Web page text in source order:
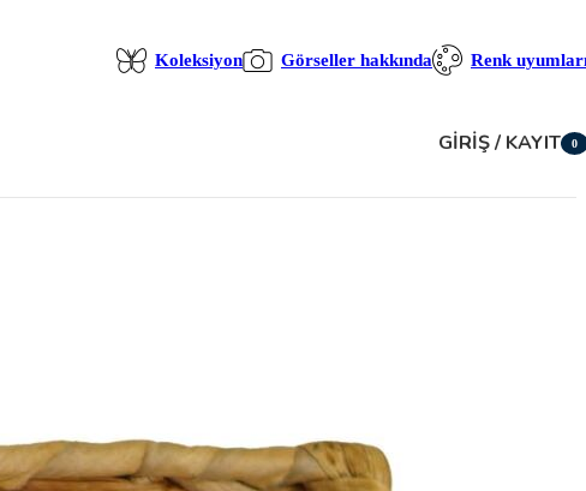
Koleksiyon Görseller hakkında Renk
GIRIŞ / KAYIT
0